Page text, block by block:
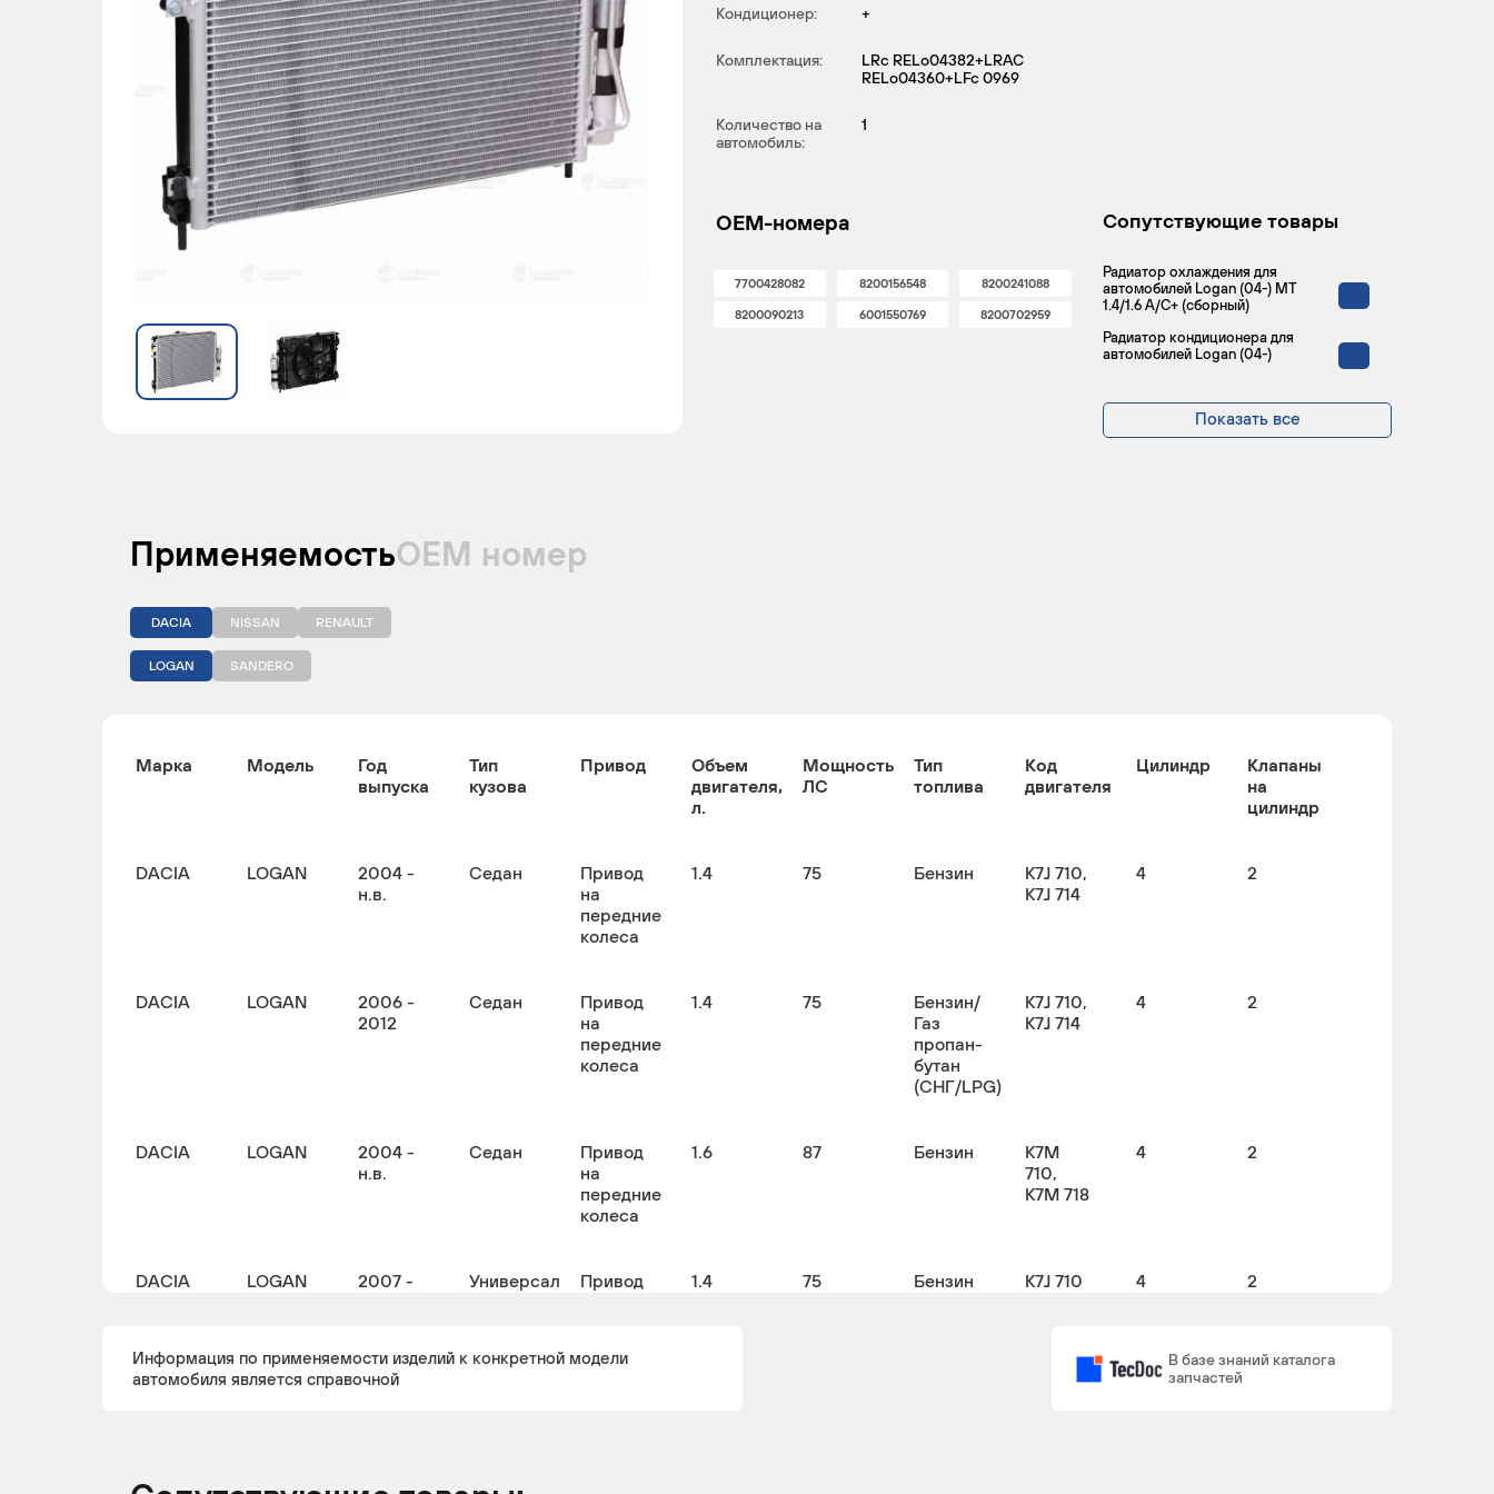
Кондиционер: +
Комплектация:
LRc RELo04382+LRAC
RELo04360+LFc 0969
Количество на
автомобиль:
1
OEM-номера
7700428082 8200156548 8200241088
8200090213 6001550769 8200702959
Сопутствующие товары
Радиатор охлаждения для
автомобилей Logan (04-) MT
1.4/1.6 А/С+ (сборный)
Радиатор кондиционера для
автомобилей Logan (04-)
Показать все
ПрименяемостьОЕМ номер
DACIA NISSAN RENAULT
LOGAN SANDERO
Марка Модель
Год
выпуска
Тип
кузова
Привод
Объем
двигателя,
л.
Мощность
ЛС
Тип
топлива
Код
двигателя
Цилиндр
Клапаны
на
цилиндр
DACIA LOGAN
2004 -
н.в.
Седан
Привод
на
передние
колеса
1.4 75 Бензин
K7J 710,
K7J 714
4 2
DACIA LOGAN
2006 -
2012
Седан
Привод
на
передние
колеса
1.4 75
Бензин/
Газ
пропан-
бутан
(СНГ/LPG)
K7J 710,
K7J 714
4 2
DACIA LOGAN
2004 -
н.в.
Седан
Привод
на
передние
колеса
1.6 87 Бензин
K7M
710,
K7M 718
4 2
DACIA LOGAN
2007 -
Универсал
Привод
1.4 75 Бензин K7J 710 4 2
Информация по применяемости изделий к конкретной модели
автомобиля является справочной
В базе знаний каталога
запчастей